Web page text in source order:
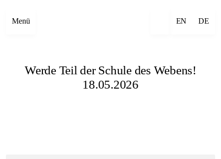
Menü EN DE
Werde Teil der Schule des Webens!
18.05.2026